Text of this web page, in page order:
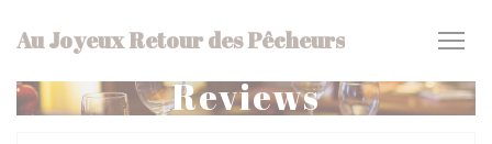
Au Joyeux Retour des Pêcheurs
Reviews